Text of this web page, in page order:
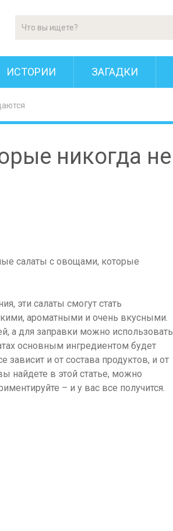
ИСТОРИИ ЗАГАДКИ
никогда не
салаты с овощами, которые
эти салаты смогут стать
ароматными и очень вкусными.
а для заправки можно использовать
основным ингредиентом будет
и от состава продуктов, и от
найдете в этой статье, можно
– и у вас все получится.